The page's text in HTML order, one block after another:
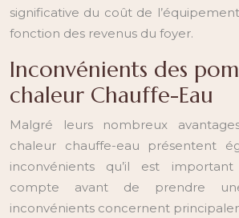
significative du coût de
fonction des revenus du foyer.
Inconvénients des
chaleur Chauffe-Eau
Malgré leurs nombreux
chaleur chauffe-eau présentent
inconvénients qu’il est
compte avant de prendre
inconvénients concernent